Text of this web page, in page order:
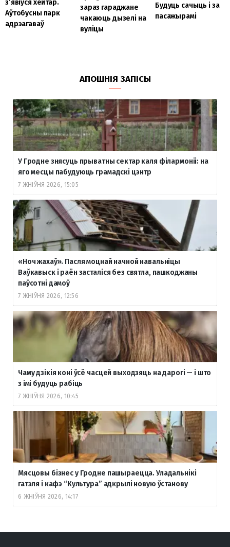
з’явіўся хейтар.
Аўтобусны парк
адрэагаваў
зараз гараджане
чакаюць дызелі на
вуліцы
Будуць сачыць і за
пасажырамі
АПОШНІЯ ЗАПІСЫ
У Гродне знясуць прыватны сектар каля філармоніі: на
яго месцы пабудуюць грамадскі цэнтр
7 ЖНІЎНЯ 2026, 15:05
«Ноч жахаў». Пасля моцнай начной навальніцы
Ваўкавыск і раён засталіся без святла, пашкоджаны
паўсотні дамоў
7 ЖНІЎНЯ 2026, 12:56
Чаму дзікія коні ўсё часцей выходзяць на дарогі — і што
з імі будуць рабіць
7 ЖНІЎНЯ 2026, 10:45
Мясцовы бізнес у Гродне пашыраецца. Уладальнікі
гатэля і кафэ “Культура” адкрылі новую ўстанову
6 ЖНІЎНЯ 2026, 14:17